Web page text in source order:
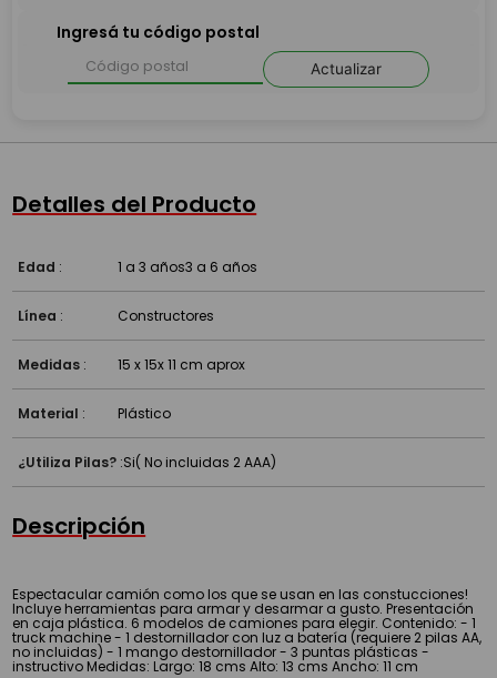
Ingresá tu código postal
Actualizar
Detalles del Producto
Edad : 1 a 3 años3 a 6 años
Línea : Constructores
Medidas : 15 x 15x 11 cm aprox
Material : Plástico
¿Utiliza Pilas? :Si( No incluidas 2 AAA)
Descripción
Espectacular camión como los que se usan en las constucciones!
Incluye herramientas para armar y desarmar a gusto. Presentación
en caja plástica. 6 modelos de camiones para elegir. Contenido: - 1
truck machine - 1 destornillador con luz a batería (requiere 2 pilas AA,
no incluidas) - 1 mango destornillador - 3 puntas plásticas -
instructivo Medidas: Largo: 18 cms Alto: 13 cms Ancho: 11 cm